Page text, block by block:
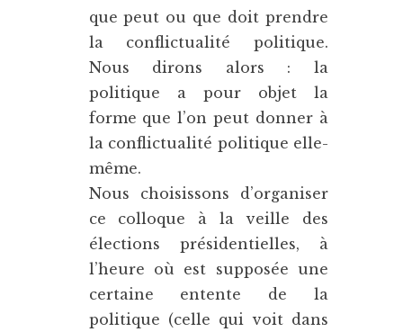
que peut ou que doit prendre
la conflictualité politique.
Nous dirons alors : la
politique a pour objet la
forme que l’on peut donner à
la conflictualité politique elle-
même.
Nous choisissons d’organiser
ce colloque à la veille des
élections présidentielles, à
l’heure où est supposée une
certaine entente de la
politique (celle qui voit dans